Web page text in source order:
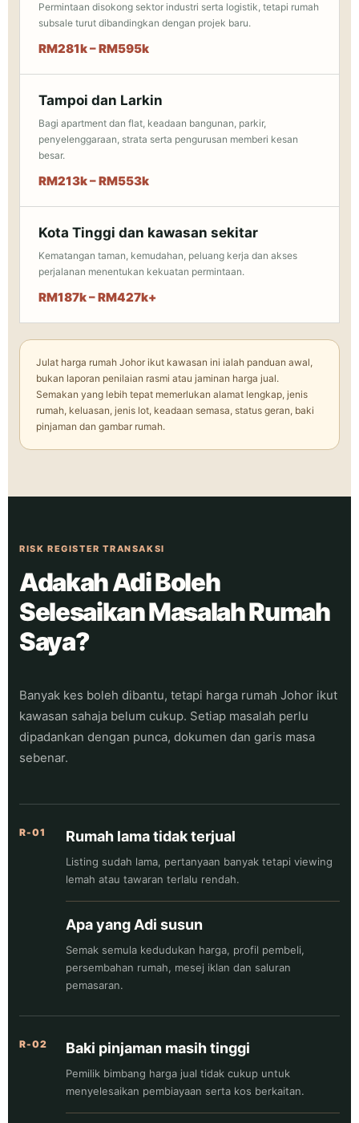
Permintaan disokong sektor industri serta logistik, tetapi rumah
subsale turut dibandingkan dengan projek baru.
RM281k – RM595k
Tampoi dan Larkin
Bagi apartment dan flat, keadaan bangunan, parkir,
penyelenggaraan, strata serta pengurusan memberi kesan
besar.
RM213k – RM553k
Kota Tinggi dan kawasan sekitar
Kematangan taman, kemudahan, peluang kerja dan akses
perjalanan menentukan kekuatan permintaan.
RM187k – RM427k+
Julat harga rumah Johor ikut kawasan ini ialah panduan awal,
bukan laporan penilaian rasmi atau jaminan harga jual.
Semakan yang lebih tepat memerlukan alamat lengkap, jenis
rumah, keluasan, jenis lot, keadaan semasa, status geran, baki
pinjaman dan gambar rumah.
RISK REGISTER TRANSAKSI
Adakah Adi Boleh
Selesaikan Masalah Rumah
Saya?
Banyak kes boleh dibantu, tetapi harga rumah Johor ikut
kawasan sahaja belum cukup. Setiap masalah perlu
dipadankan dengan punca, dokumen dan garis masa
sebenar.
R-01 Rumah lama tidak terjual
Listing sudah lama, pertanyaan banyak tetapi viewing
lemah atau tawaran terlalu rendah.
Apa yang Adi susun
Semak semula kedudukan harga, profil pembeli,
persembahan rumah, mesej iklan dan saluran
pemasaran.
R-02 Baki pinjaman masih tinggi
Pemilik bimbang harga jual tidak cukup untuk
menyelesaikan pembiayaan serta kos berkaitan.